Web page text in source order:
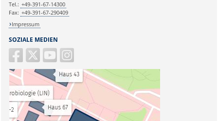
SOZIALE MEDIEN
Tel.: +49-391-67-14300
Fax: +49-391-67-290409
Impressum